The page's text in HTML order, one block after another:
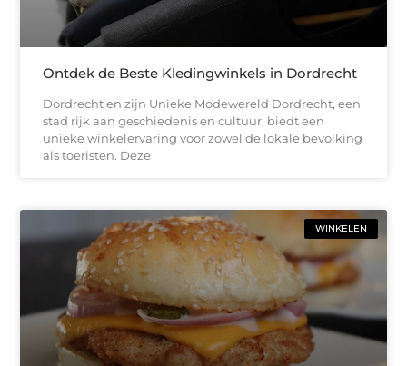
Ontdek de Beste Kledingwinkels in Dordrecht
Dordrecht en zijn Unieke Modewereld Dordrecht, een
stad rijk aan geschiedenis en cultuur, biedt een
unieke winkelervaring voor zowel de lokale bevolking
als toeristen. Deze
WINKELEN